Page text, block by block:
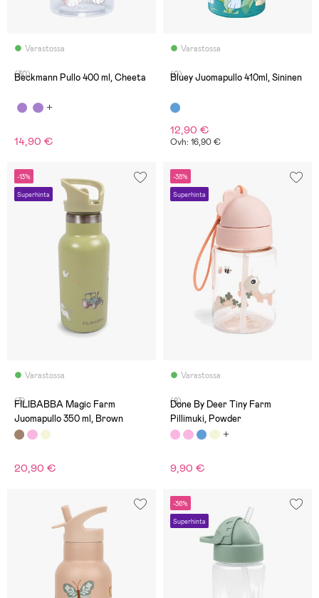
Varastossa
(30)
Beckmann Pullo 400 ml, Cheeta
14,90 €
Varastossa
(0)
Bluey Juomapullo 410ml, Sininen
12,90 €
Ovh: 16,90 €
-13%
Superhinta
Varastossa
(3)
FILIBABBA Magic Farm
Juomapullo 350 ml, Brown
20,90 €
-38%
Superhinta
Varastossa
(8)
Done By Deer Tiny Farm
Pillimuki, Powder
9,90 €
-36%
Superhinta